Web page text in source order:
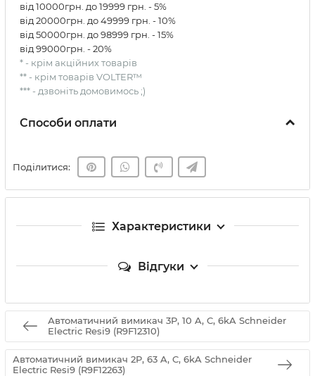
від 10000грн. до 19999 грн. - 5%
від 20000грн. до 49999 грн. - 10%
від 50000грн. до 98999 грн. - 15%
від 99000грн. - 20%
* - крім акційних товарів
** - крім товарів VOLTER™
*** - дзвоніть домовимось ;)
Способи оплати
Поділитися:
Характеристики
Відгуки
Автоматичний вимикач 3P, 10 A, C, 6kA Schneider
Electric Resi9 (R9F12310)
Автоматичний вимикач 2P, 63 A, C, 6kA Schneider
Electric Resi9 (R9F12263)